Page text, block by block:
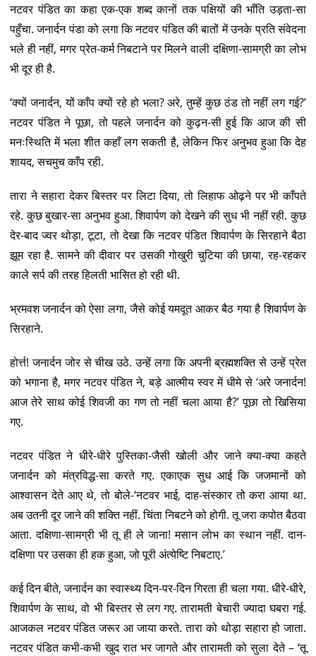
नटवर पंडित का कहा एक-एक शब्द कानों तक पक्षियों की भाँति उड़ता-सा
पहुँचा. जनार्दन पंडा को लगा कि नटवर पंडित की बातों में उनके प्रति संवेदना
भले ही नहीं, मगर प्रेत-कर्म निबटाने पर मिलने वाली दक्षिणा-सामग्री का लोभ
भी दूर ही है.
‘क्यों जनार्दन, यों काँप क्यों रहे हो भला? अरे, तुम्हें कुछ ठंड तो नहीं लग गई?’
नटवर पंडित ने पूछा, तो पहले जनार्दन को कुढ़न-सी हुई कि आज की सी
मनःस्थिति में भला शीत कहाँ लग सकती है, लेकिन फिर अनुभव हुआ कि देह
शायद, सचमुच काँप रही.
तारा ने सहारा देकर बिस्तर पर लिटा दिया, तो लिहाफ ओढ़ने पर भी काँपते
रहे. कुछ बुखार-सा अनुभव हुआ. शिवार्पण को देखने की सुध भी नहीं रही. कुछ
देर-बाद ज्वर थोड़ा, टूटा, तो देखा कि नटवर पंडित शिवार्पण के सिरहाने बैठा
झूम रहा है. सामने की दीवार पर उसकी गोखुरी चुटिया की छाया, रह-रहकर
काले सर्प की तरह हिलती भासित हो रही थी.
भ्रमवश जनार्दन को ऐसा लगा, जैसे कोई यमदूत आकर बैठ गया है शिवार्पण के
सिरहाने.
होर्त्त! जनार्दन जोर से चीख उठे. उन्हें लगा कि अपनी ब्रह्मशक्ति से उन्हें प्रेत
को भगाना है, मगर नटवर पंडित ने, बड़े आत्मीय स्वर में धीमे से ‘अरे जनार्दन!
आज तेरे साथ कोई शिवजी का गण तो नहीं चला आया है?’ पूछा तो खिसिया
गए.
नटवर पंडित ने धीरे-धीरे पुस्तिका-जैसी खोली और जाने क्या-क्या कहते
जनार्दन को मंत्रविद्ध-सा करते गए. एकाएक सुध आई कि जजमानों को
आश्वासन देते आए थे, तो बोले-‘नटवर भाई, दाह-संस्कार तो करा आया था.
अब उतनी दूर जाने की शक्ति नहीं. चिंता निबटने को होगी. तू जरा कपोत बैठवा
आता. दक्षिणा-सामग्री भी तू ही ले जाना! मसान लोभ का स्थान नहीं. दान-
दक्षिणा पर उसका ही हक हुआ, जो पूरी अंत्येष्टि निबटाए.’
कई दिन बीते, जनार्दन का स्वास्थ्य दिन-पर-दिन गिरता ही चला गया. धीरे-धीरे,
शिवार्पण के साथ, वो भी बिस्तर से लग गए. तारामती बेचारी ज्यादा घबरा गई.
आजकल नटवर पंडित जरूर आ जाया करते. तारा को थोड़ा सहारा हो जाता.
नटवर पंडित कभी-कभी खुद रात भर जागते और तारामती को सुला देते – ‘तू